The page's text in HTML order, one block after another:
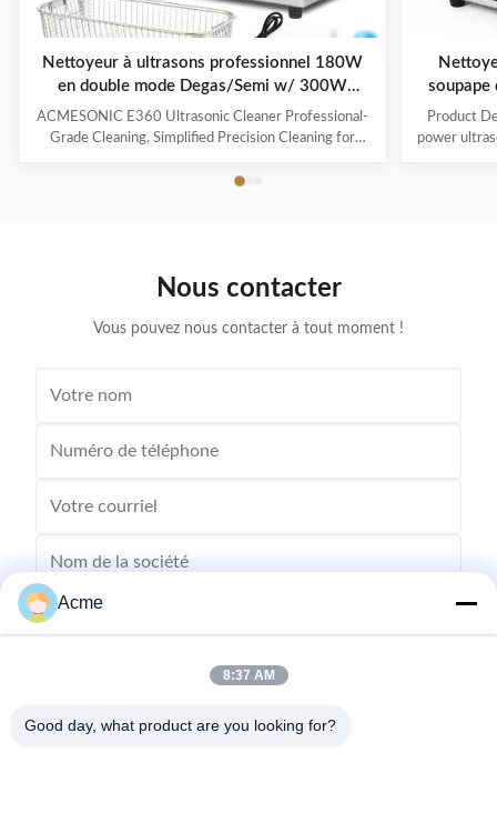
Nettoyeur à ultrasons professionnel 180W
en double mode Degas/Semi w/ 300W
Températeur numérique de chauffage pour
bijoux Outils de lunettes Jouets
ACMESONIC E360 Ultrasonic Cleaner Professional-
Grade Cleaning, Simplified Precision Cleaning for
Cleaner combines 180W ultrasonic power and dual-
efficiently while maintaining their integrity. Advanced
soupape
Product
power
Nous contacter
Vous pouvez nous contacter à tout moment !
Acme
8:37 AM
Good day, what product are you looking for?